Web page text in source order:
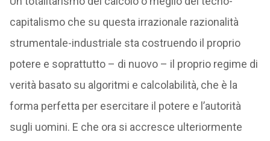
capitalismo che su questa irrazionale razionalità
strumentale-industriale sta costruendo il proprio
potere e soprattutto – di nuovo – il proprio regime di
verità basato su algoritmi e calcolabilità, che è la
forma perfetta per esercitare il potere e l’autorità
sugli uomini. E che ora si accresce ulteriormente